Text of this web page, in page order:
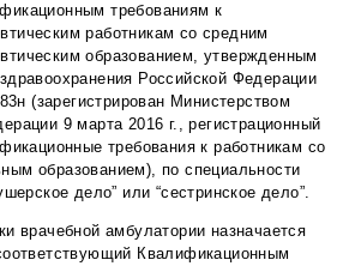
требованиям к
работникам со средним
образованием, утвержденным
Российской Федерации
(зарегистрирован Министерством
9 марта 2016 г., регистрационный
требования к работникам со
образованием), по специальности
дело” или “сестринское дело”.
врачебной амбулатории назначается
Квалификационным